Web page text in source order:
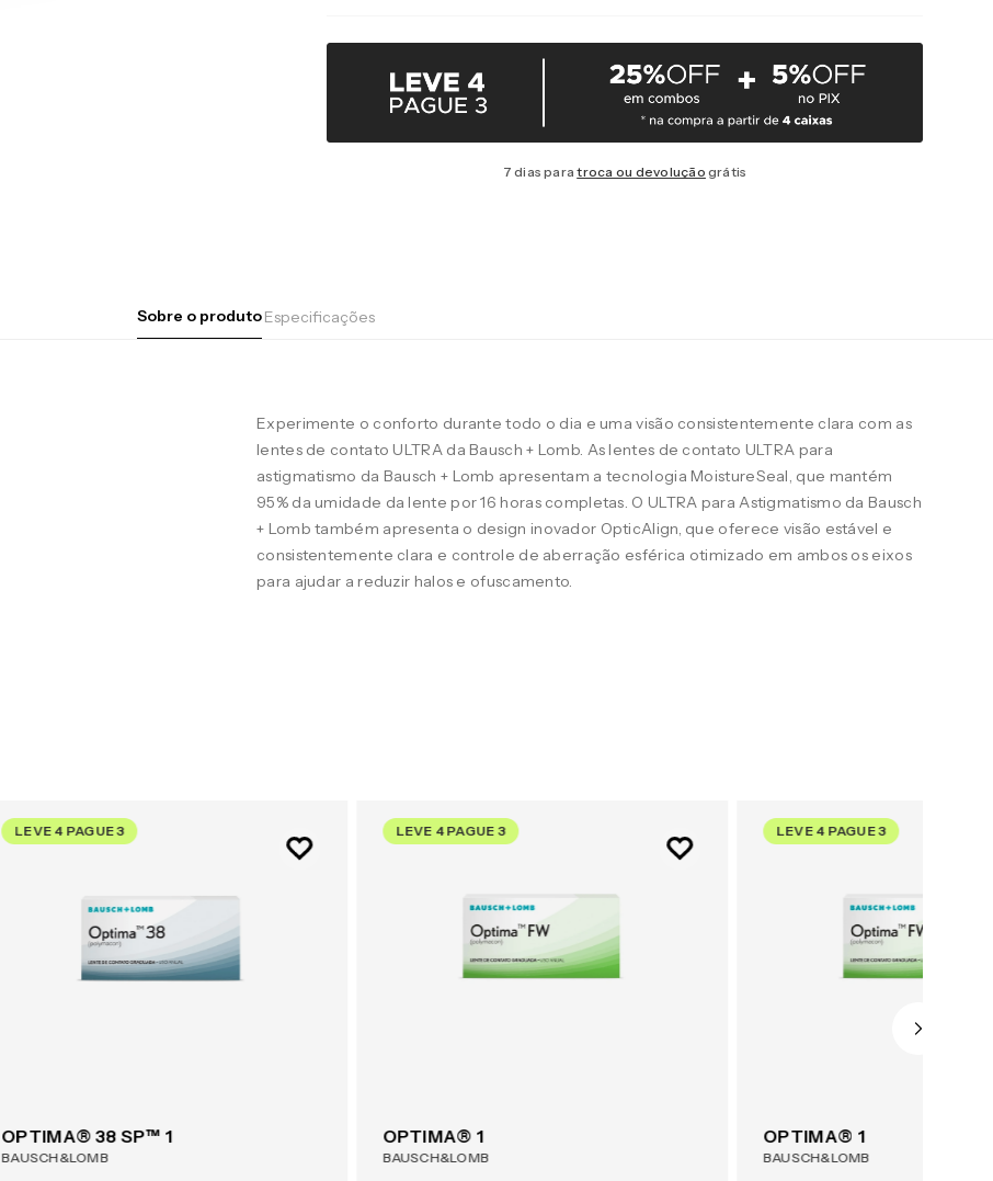
7 dias paratroca ou devolução grátis
Sobre o produtoEspecificações
Experimente o conforto durante todo o dia e uma visão consistentemente clara com as
lentes de contato ULTRA da Bausch + Lomb. As lentes de contato ULTRA para
astigmatismo da Bausch + Lomb apresentam a tecnologia MoistureSeal, que mantém
95% da umidade da lente por 16 horas completas. O ULTRA para Astigmatismo da Bausch
+ Lomb também apresenta o design inovador OpticAlign, que oferece visão estável e
consistentemente clara e controle de aberração esférica otimizado em ambos os eixos
para ajudar a reduzir halos e ofuscamento.
LEVE 4 PAGUE 3
OPTIMA® 38 SP™ 1
BAUSCH&LOMB
LEVE 4 PAGUE 3
OPTIMA® 1
BAUSCH&LOMB
LEVE 4 PAGUE 3
OPTIMA® 1
BAUSCH&LOMB